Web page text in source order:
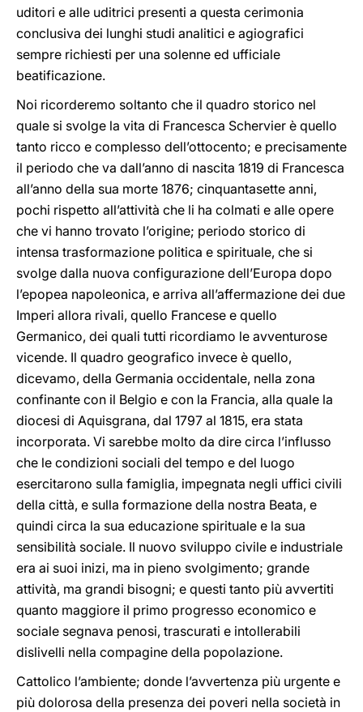
uditori e alle uditrici presenti a questa cerimonia
conclusiva dei lunghi studi analitici e agiografici
sempre richiesti per una solenne ed ufficiale
beatificazione.
Noi ricorderemo soltanto che il quadro storico nel
quale si svolge la vita di Francesca Schervier è quello
tanto ricco e complesso dell’ottocento; e precisamente
il periodo che va dall’anno di nascita 1819 di Francesca
all’anno della sua morte 1876; cinquantasette anni,
pochi rispetto all’attività che li ha colmati e alle opere
che vi hanno trovato l’origine; periodo storico di
intensa trasformazione politica e spirituale, che si
svolge dalla nuova configurazione dell’Europa dopo
l’epopea napoleonica, e arriva all’affermazione dei due
Imperi allora rivali, quello Francese e quello
Germanico, dei quali tutti ricordiamo le avventurose
vicende. Il quadro geografico invece è quello,
dicevamo, della Germania occidentale, nella zona
confinante con il Belgio e con la Francia, alla quale la
diocesi di Aquisgrana, dal 1797 al 1815, era stata
incorporata. Vi sarebbe molto da dire circa l’influsso
che le condizioni sociali del tempo e del luogo
esercitarono sulla famiglia, impegnata negli uffici civili
della città, e sulla formazione della nostra Beata, e
quindi circa la sua educazione spirituale e la sua
sensibilità sociale. Il nuovo sviluppo civile e industriale
era ai suoi inizi, ma in pieno svolgimento; grande
attività, ma grandi bisogni; e questi tanto più avvertiti
quanto maggiore il primo progresso economico e
sociale segnava penosi, trascurati e intollerabili
dislivelli nella compagine della popolazione.
Cattolico l’ambiente; donde l’avvertenza più urgente e
più dolorosa della presenza dei poveri nella società in